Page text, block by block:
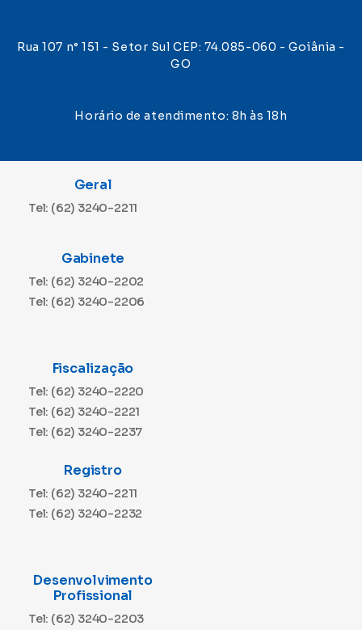
Rua 107 n° 151 - Setor Sul CEP: 74.085-060 - Goiânia -
GO
Horário de atendimento: 8h às 18h
Geral
Tel: (62) 3240-2211
Gabinete
Tel: (62) 3240-2202
Tel: (62) 3240-2206
Fiscalização
Tel: (62) 3240-2220
Tel: (62) 3240-2221
Tel: (62) 3240-2237
Registro
Tel: (62) 3240-2211
Tel: (62) 3240-2232
Desenvolvimento
Profissional
Tel: (62) 3240-2203